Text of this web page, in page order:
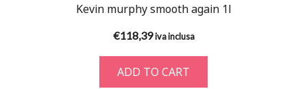
Kevin murphy smooth again 1l
€118,39 iva inclusa
ADD TO CART